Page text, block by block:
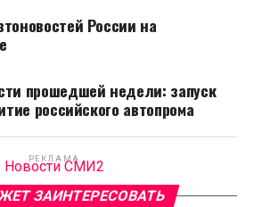
России на
прошедшей недели: запуск
российского автопрома
РЕКЛАМА
Новости СМИ2
ЗАИНТЕРЕСОВАТЬ